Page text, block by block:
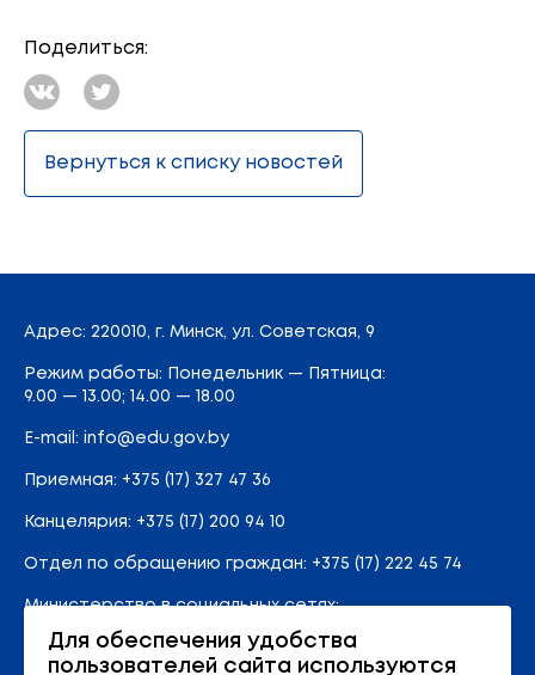
Поделиться:
Вернуться к списку новостей
Адрес: 220010, г. Минск, ул. Советская, 9
Режим работы: Понедельник — Пятница:
9.00 — 13.00; 14.00 — 18.00
E-mail: info@edu.gov.by
Приемная: +375 (17) 327 47 36
Канцелярия: +375 (17) 200 94 10
Отдел по обращению граждан: +375 (17) 222 45 74
Министерство в социальных сетях:
Для обеспечения удобства
пользователей сайта используются